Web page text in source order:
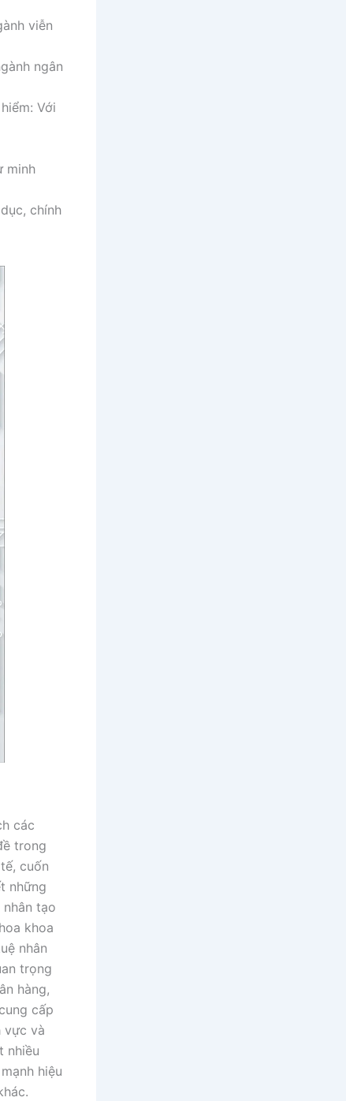
viễn
ngân
Với
minh
chính
các
trong
cuốn
những
tạo
khoa
nhân
trọng
hàng,
cấp
vực và
nhiều
hiệu